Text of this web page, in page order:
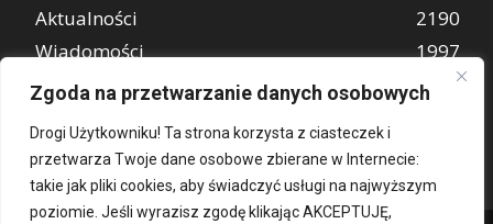
Zgoda na przetwarzanie danych osobowych
Drogi Użytkowniku! Ta strona korzysta z ciasteczek i
przetwarza Twoje dane osobowe zbierane w Internecie:
takie jak pliki cookies, aby świadczyć usługi na najwyższym
poziomie. Jeśli wyrazisz zgodę klikając AKCEPTUJĘ,
Aktualności
2190
Wiadomości
1997
REKLAMA
849